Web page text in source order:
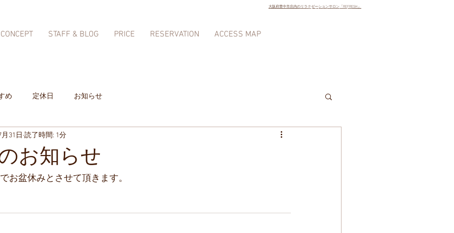
大阪府豊中市庄内のリラクゼーションサロン「REFRESH」
ご予約はこちら
CONCEPT STAFF & BLOG PRICE RESERVATION ACCESS MAP
め 定休日 お知らせ
お知らせ
31日 読了時間: 1分
お盆休みとさせて頂きます。